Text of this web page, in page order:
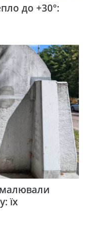
до +30°:
їх